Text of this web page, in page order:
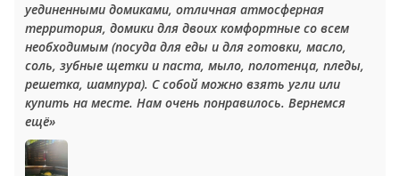
уединенными домиками, отличная атмосферная
территория, домики для двоих комфортные со всем
необходимым (посуда для еды и для готовки, масло,
соль, зубные щетки и паста, мыло, полотенца, пледы,
решетка, шампура). С собой можно взять угли или
купить на месте. Нам очень понравилось. Вернемся
ещё»